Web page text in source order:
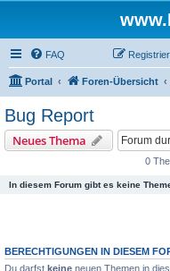
FAQ
Portal Foren-Übersicht
Bug Report
Neues Thema
0
In diesem Forum gibt es keine
BERECHTIGUNGEN IN DIESEM
Du darfst keine neuen Themen in